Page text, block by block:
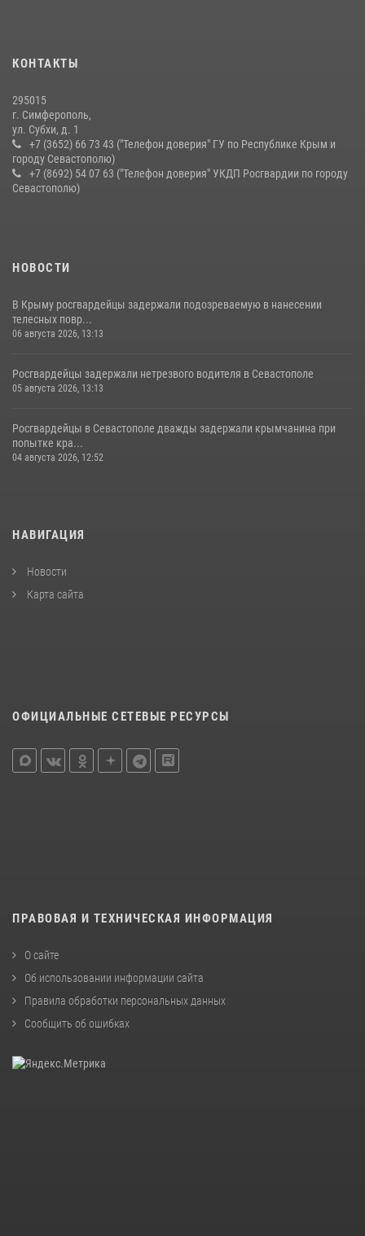
10 июля 2026, 15:10
КОНТАКТЫ
295015
г. Симферополь,
ул. Субхи, д. 1
+7 (3652) 66 73 43 ("Телефон доверия" ГУ по Республике Крым и
городу Севастополю)
+7 (8692) 54 07 63 ("Телефон доверия" УКДП Росгвардии по городу
Севастополю)
НОВОСТИ
В Крыму росгвардейцы задержали подозреваемую в нанесении
телесных повр...
06 августа 2026, 13:13
Росгвардейцы задержали нетрезвого водителя в Севастополе
05 августа 2026, 13:13
Росгвардейцы в Севастополе дважды задержали крымчанина при
попытке кра...
04 августа 2026, 12:52
НАВИГАЦИЯ
Новости
Карта сайта
ОФИЦИАЛЬНЫЕ СЕТЕВЫЕ РЕСУРСЫ
ПРАВОВАЯ И ТЕХНИЧЕСКАЯ ИНФОРМАЦИЯ
О сайте
Об использовании информации сайта
Правила обработки персональных данных
Сообщить об ошибках